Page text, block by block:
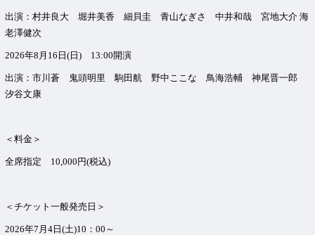
出演：村井良大 堀井美香 細貝圭 青山なぎさ 中井和哉 宮地大介 海
老澤健次
2026年8月16日(日) 13:00開演
出演：市川蒼 鬼頭明里 駒田航 野中ここな 鳥海浩輔 神尾晋一郎
汐谷文康
＜料金＞
全席指定 10,000円(税込)
＜チケット一般発売日＞
2026年7月4日(土)10：00～